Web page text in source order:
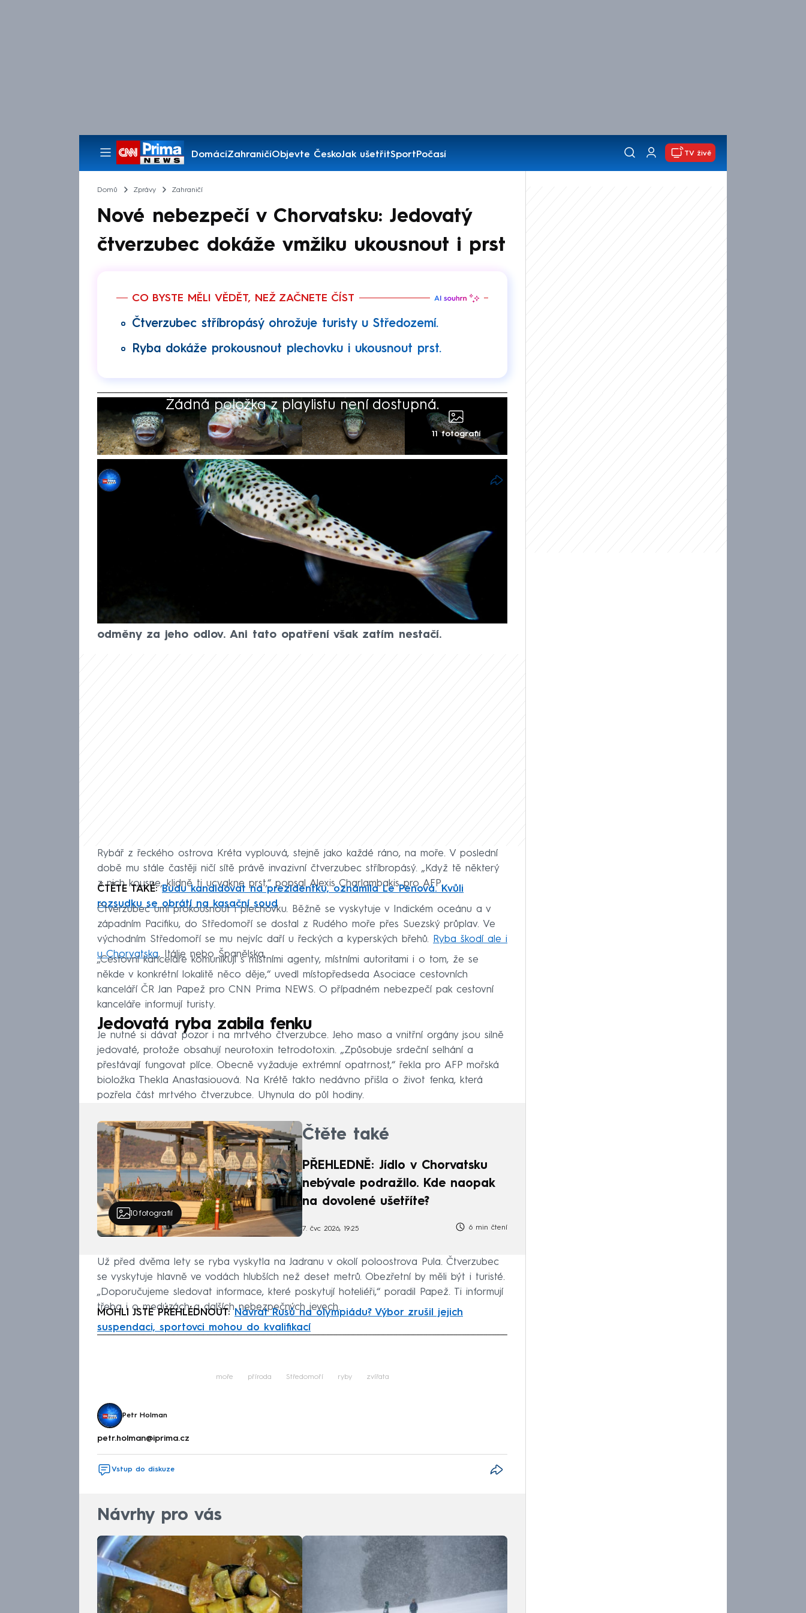
DomácíZahraničíObjevte ČeskoJak ušetřitSportPočasí
Pořady
TV živě
Domů Zprávy Zahraničí
Nové nebezpečí v Chorvatsku: Jedovatý
čtverzubec dokáže vmžiku ukousnout i prst
CO BYSTE MĚLI VĚDĚT, NEŽ ZAČNETE ČÍST
Čtverzubec stříbropásý ohrožuje turisty u Středozemí.
Ryba dokáže prokousnout plechovku i ukousnout prst.
Žádná položka z playlistu není dostupná.
11 fotografií
Petr Holman
8. čvc 2026, 11:52
Pokud se letos v létě chystáte na dovolenou ke Středozemnímu moři,
například do Chorvatska či Řecka, měli byste zpozornět. V tamních
vodách se stále častěji objevuje nebezpečně jedovatá ryba –
čtverzubec stříbropásý. Její mimořádně silné zuby bez problémů
prorazí plechovku a člověku dokážou během okamžiku ukousnout prst.
Nebezpečí navíc nekončí ani po jejím uhynutí. Řecké úřady se snaží
šíření tohoto invazního druhu zamezit a rybářům nabízejí finanční
odměny za jeho odlov. Ani tato opatření však zatím nestačí.
Rybář z řeckého ostrova Kréta vyplouvá, stejně jako každé ráno, na moře. V poslední
době mu stále častěji ničí sítě právě invazivní čtverzubec stříbropásý. „Když tě některý
z nich kousne, klidně ti ucvakne prst,“ popsal Alexis Charlambakis pro AFP.
ČTĚTE TAKÉ:Budu kandidovat na prezidentku, oznámila Le Penová. Kvůli
rozsudku se obrátí na kasační soud
Čtverzubec umí prokousnout i plechovku. Běžně se vyskytuje v Indickém oceánu a v
západním Pacifiku, do Středomoří se dostal z Rudého moře přes Suezský průplav. Ve
východním Středomoří se mu nejvíc daří u řeckých a kyperských břehů. Ryba škodí ale i
u Chorvatska, Itálie nebo Španělska.
„Cestovní kanceláře komunikují s místními agenty, místními autoritami i o tom, že se
někde v konkrétní lokalitě něco děje,“ uvedl místopředseda Asociace cestovních
kanceláří ČR Jan Papež pro CNN Prima NEWS. O případném nebezpečí pak cestovní
kanceláře informují turisty.
Jedovatá ryba zabila fenku
Je nutné si dávat pozor i na mrtvého čtverzubce. Jeho maso a vnitřní orgány jsou silně
jedovaté, protože obsahují neurotoxin tetrodotoxin. „Způsobuje srdeční selhání a
přestávají fungovat plíce. Obecně vyžaduje extrémní opatrnost,“ řekla pro AFP mořská
bioložka Thekla Anastasiouová. Na Krétě takto nedávno přišla o život fenka, která
pozřela část mrtvého čtverzubce. Uhynula do půl hodiny.
10fotografií
Čtěte také
PŘEHLEDNĚ: Jídlo v Chorvatsku
nebývale podražilo. Kde naopak
na dovolené ušetříte?
7. čvc 2026, 19:25 6 min čtení
Už před dvěma lety se ryba vyskytla na Jadranu v okolí poloostrova Pula. Čtverzubec
se vyskytuje hlavně ve vodách hlubších než deset metrů. Obezřetní by měli být i turisté.
„Doporučujeme sledovat informace, které poskytují hoteliéři,“ poradil Papež. Ti informují
třeba i o medúzách a dalších nebezpečných jevech.
MOHLI JSTE PŘEHLÉDNOUT: Návrat Rusů na olympiádu? Výbor zrušil jejich
suspendaci, sportovci mohou do kvalifikací
moře příroda Středomoří ryby zvířata
Petr Holman
petr.holman@iprima.cz
Vstup do diskuze
Návrhy pro vás